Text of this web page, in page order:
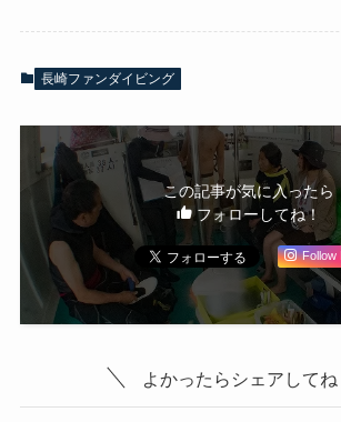
長崎ファンダイビング
この記事が気に入ったら
フォローしてね！
Follow
よかったらシェアしてね